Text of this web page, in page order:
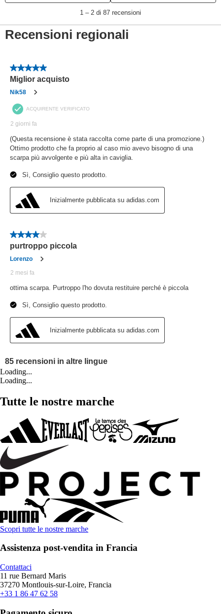
Loading...
Loading...
Tutte le nostre marche
Scopri tutte le nostre marche
Assistenza post-vendita in Francia
Contattaci
11 rue Bernard Maris
37270 Montlouis-sur-Loire, Francia
+33 1 86 47 62 58